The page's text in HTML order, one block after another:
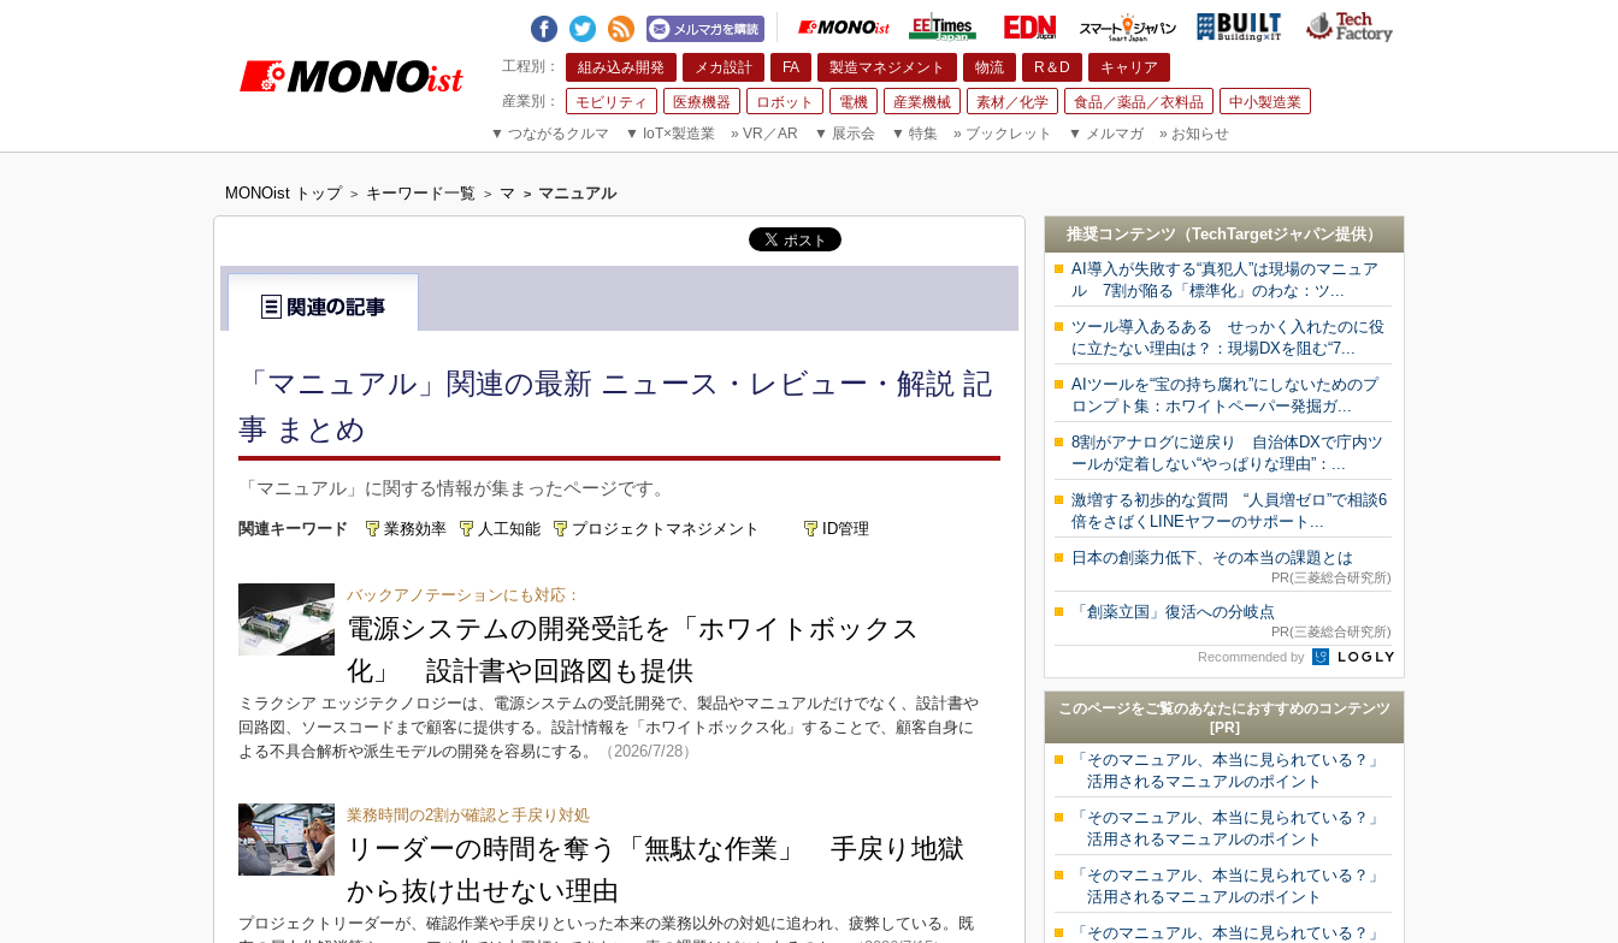
組み込み開発 メカ設計 FA 製造マネジメント 物流 R＆D キャリア
モビリティ 医療機器 ロボット 電機 産業機械 素材／化学 食品／薬品／衣料品
中小製造業
▼ つながるクルマ ▼ IoT×製造業 » VR／AR ▼ 展示会 ▼ 特集 » ブックレット ▼ メルマガ » お知らせ
MONOist トップ > キーワード一覧 > マ > マニュアル
「マニュアル」関連の最新 ニュース・レビュー・解説 記
事 まとめ
「マニュアル」に関する情報が集まったページです。
関連キーワード 業務効率 人工知能 プロジェクトマネジメント ID管理
バックアノテーションにも対応：
電源システムの開発受託を「ホワイトボックス
化」 設計書や回路図も提供
ミラクシア エッジテクノロジーは、電源システムの受託開発で、製品やマニュアルだけでなく、設計書や
回路図、ソースコードまで顧客に提供する。設計情報を「ホワイトボックス化」することで、顧客自身に
よる不具合解析や派生モデルの開発を容易にする。
（2026/7/28）
業務時間の2割が確認と手戻り対処
リーダーの時間を奪う「無駄な作業」 手戻り地獄
から抜け出せない理由
プロジェクトリーダーが、確認作業や手戻りといった本来の業務以外の対処に追われ、疲弊している。既
推奨コンテンツ（TechTargetジャパン提供）
AI導入が失敗する“真犯人”は現場のマニュア
ル 7割が陥る「標準化」のわな：ツ...
ツール導入あるある せっかく入れたのに役
に立たない理由は？：現場DXを阻む“7...
AIツールを“宝の持ち腐れ”にしないためのプ
ロンプト集：ホワイトペーパー発掘ガ...
8割がアナログに逆戻り 自治体DXで庁内ツ
ールが定着しない“やっぱりな理由”：...
激増する初歩的な質問 “人員増ゼロ”で相談6
倍をさばくLINEヤフーのサポート...
日本の創薬力低下、その本当の課題とは
PR(三菱総合研究所)
「創薬立国」復活への分岐点
PR(三菱総合研究所)
Recommended by
このページをご覧のあなたにおすすめのコンテンツ
[PR]
「そのマニュアル、本当に見られている？」
活用されるマニュアルのポイント
「そのマニュアル、本当に見られている？」
活用されるマニュアルのポイント
「そのマニュアル、本当に見られている？」
活用されるマニュアルのポイント
「そのマニュアル、本当に見られている？」